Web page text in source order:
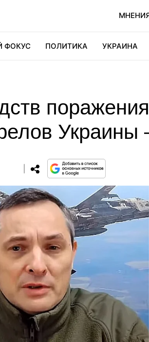
ФОКУС ПОЛИТИКА УКРАИНА